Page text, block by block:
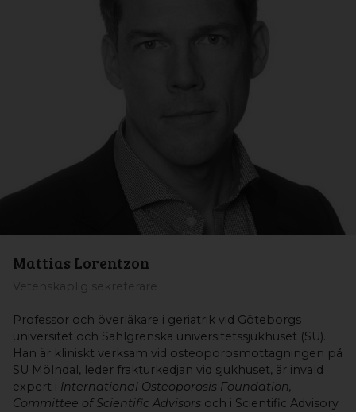
Mattias Lorentzon
Vetenskaplig sekreterare
Professor och överläkare i geriatrik vid Göteborgs
universitet och Sahlgrenska universitetssjukhuset (SU).
Han är kliniskt verksam vid osteoporosmottagningen på
SU Mölndal, leder frakturkedjan vid sjukhuset, är invald
expert i International Osteoporosis Foundation,
Committee of Scientific Advisors och i Scientific Advisory